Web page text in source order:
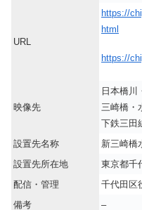
URL
https://
html
https://
映像先
日本橋川
三崎橋・
下鉄三田
設置先名称
新三崎橋
設置先所在地
東京都千
配信・管理
千代田区
備考
–